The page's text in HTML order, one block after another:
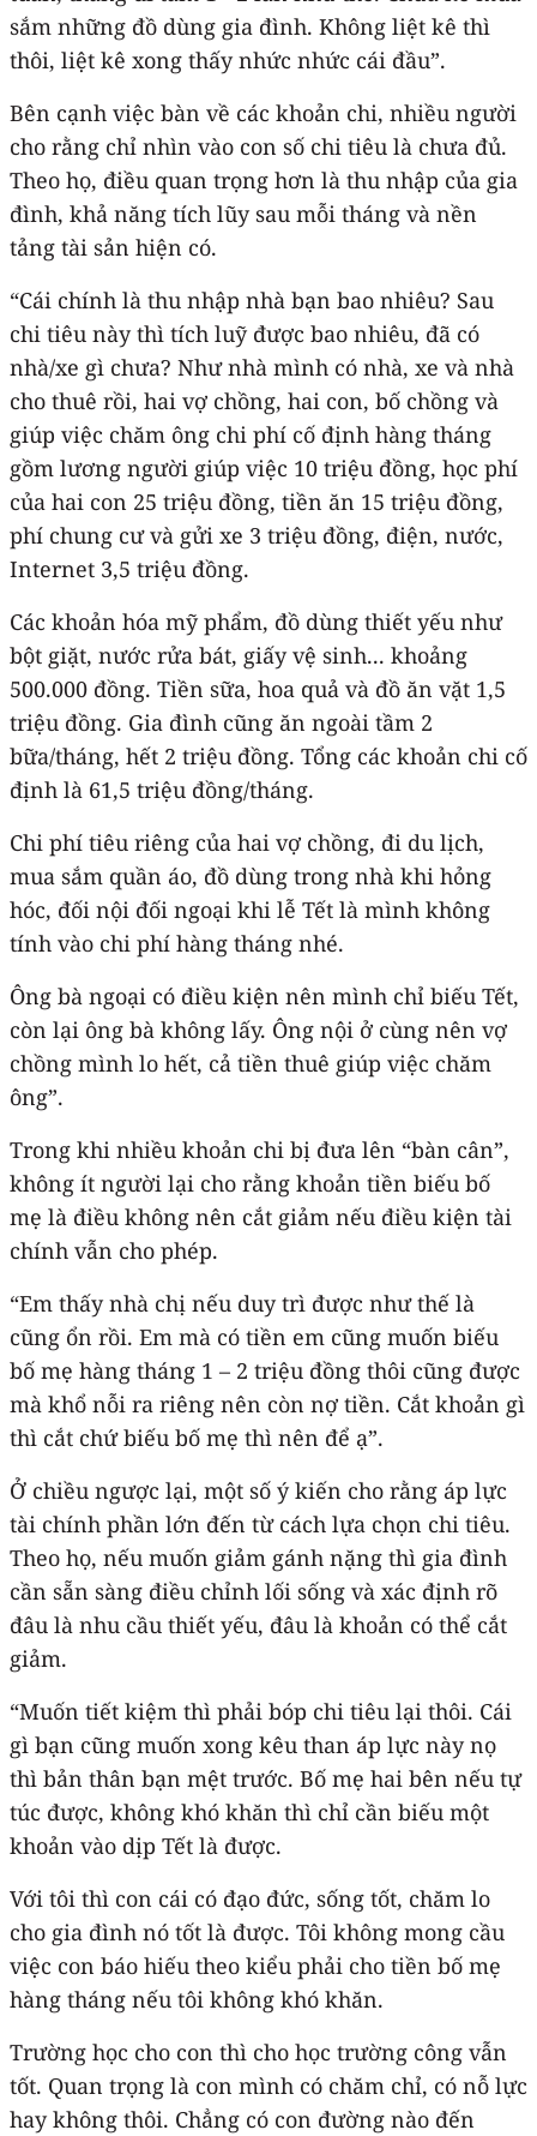
sắm những đồ dùng gia đình. Không liệt kê thì
thôi, liệt kê xong thấy nhức nhức cái đầu”.
Bên cạnh việc bàn về các khoản chi, nhiều người
cho rằng chỉ nhìn vào con số chi tiêu là chưa đủ.
Theo họ, điều quan trọng hơn là thu nhập của gia
đình, khả năng tích lũy sau mỗi tháng và nền
tảng tài sản hiện có.
“Cái chính là thu nhập nhà bạn bao nhiêu? Sau
chi tiêu này thì tích luỹ được bao nhiêu, đã có
nhà/xe gì chưa? Như nhà mình có nhà, xe và nhà
cho thuê rồi, hai vợ chồng, hai con, bố chồng và
giúp việc chăm ông chi phí cố định hàng tháng
gồm lương người giúp việc 10 triệu đồng, học phí
của hai con 25 triệu đồng, tiền ăn 15 triệu đồng,
phí chung cư và gửi xe 3 triệu đồng, điện, nước,
Internet 3,5 triệu đồng.
Các khoản hóa mỹ phẩm, đồ dùng thiết yếu như
bột giặt, nước rửa bát, giấy vệ sinh... khoảng
500.000 đồng. Tiền sữa, hoa quả và đồ ăn vặt 1,5
triệu đồng. Gia đình cũng ăn ngoài tầm 2
bữa/tháng, hết 2 triệu đồng. Tổng các khoản chi cố
định là 61,5 triệu đồng/tháng.
Chi phí tiêu riêng của hai vợ chồng, đi du lịch,
mua sắm quần áo, đồ dùng trong nhà khi hỏng
hóc, đối nội đối ngoại khi lễ Tết là mình không
tính vào chi phí hàng tháng nhé.
Ông bà ngoại có điều kiện nên mình chỉ biếu Tết,
còn lại ông bà không lấy. Ông nội ở cùng nên vợ
chồng mình lo hết, cả tiền thuê giúp việc chăm
ông”.
Trong khi nhiều khoản chi bị đưa lên “bàn cân”,
không ít người lại cho rằng khoản tiền biếu bố
mẹ là điều không nên cắt giảm nếu điều kiện tài
chính vẫn cho phép.
“Em thấy nhà chị nếu duy trì được như thế là
cũng ổn rồi. Em mà có tiền em cũng muốn biếu
bố mẹ hàng tháng 1 – 2 triệu đồng thôi cũng được
mà khổ nỗi ra riêng nên còn nợ tiền. Cắt khoản gì
thì cắt chứ biếu bố mẹ thì nên để ạ”.
Ở chiều ngược lại, một số ý kiến cho rằng áp lực
tài chính phần lớn đến từ cách lựa chọn chi tiêu.
Theo họ, nếu muốn giảm gánh nặng thì gia đình
cần sẵn sàng điều chỉnh lối sống và xác định rõ
đâu là nhu cầu thiết yếu, đâu là khoản có thể cắt
giảm.
“Muốn tiết kiệm thì phải bóp chi tiêu lại thôi. Cái
gì bạn cũng muốn xong kêu than áp lực này nọ
thì bản thân bạn mệt trước. Bố mẹ hai bên nếu tự
túc được, không khó khăn thì chỉ cần biếu một
khoản vào dịp Tết là được.
Với tôi thì con cái có đạo đức, sống tốt, chăm lo
cho gia đình nó tốt là được. Tôi không mong cầu
việc con báo hiếu theo kiểu phải cho tiền bố mẹ
hàng tháng nếu tôi không khó khăn.
Trường học cho con thì cho học trường công vẫn
tốt. Quan trọng là con mình có chăm chỉ, có nỗ lực
hay không thôi. Chẳng có con đường nào đến